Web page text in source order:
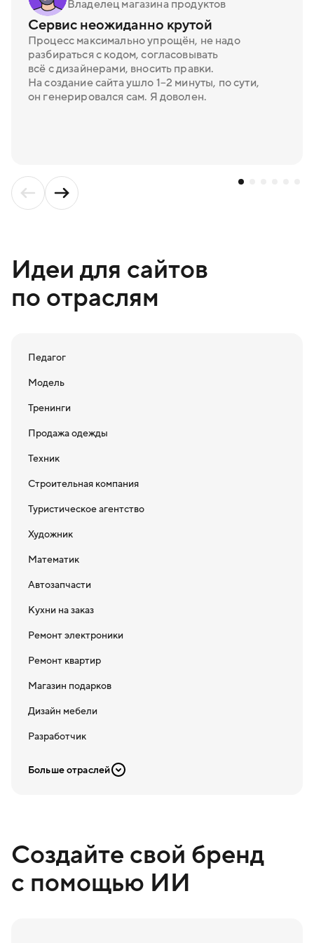
- контакты.
В промпте важно точное и ёмкое описание — ИИ
должен чётко понимать задачу. В сервисе даётся одна
бесплатная генерация, но в любой момент можно
купить дополнительные.
Владелец магазина продуктов
Сервис неожиданно крутой
Процесс максимально упрощён, не надо
разбираться с кодом, согласовывать
всё с дизайнерами, вносить правки.
На создание сайта ушло 1–2 минуты, по сути,
он генерировался сам. Я доволен.
Идеи для сайтов
по отраслям
Педагог
Модель
Тренинги
Продажа одежды
Техник
Строительная компания
Туристическое агентство
Художник
Математик
Автозапчасти
Кухни на заказ
Ремонт электроники
Ремонт квартир
Магазин подарков
Дизайн мебели
Разработчик
Больше отраслей
Создайте свой бренд
с помощью ИИ